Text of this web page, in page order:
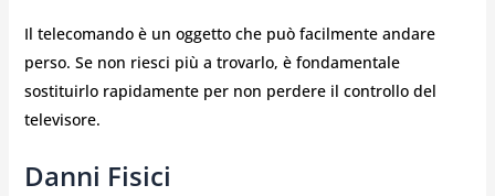
Il telecomando è un oggetto che può facilmente andare
perso. Se non riesci più a trovarlo, è fondamentale
sostituirlo rapidamente per non perdere il controllo del
televisore.
Danni Fisici